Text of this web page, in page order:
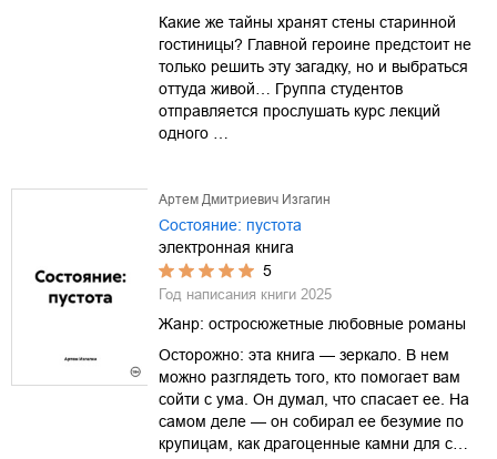
Какие же тайны хранят стены старинной
гостиницы? Главной героине предстоит не
только решить эту загадку, но и выбраться
оттуда живой… Группа студентов
отправляется прослушать курс лекций
одного …
Артем Дмитриевич Изгагин
Состояние: пустота
электронная книга
5
Год написания книги 2025
Жанр: остросюжетные любовные романы
Осторожно: эта книга — зеркало. В нем
можно разглядеть того, кто помогает вам
сойти с ума. Он думал, что спасает ее. На
самом деле — он собирал ее безумие по
крупицам, как драгоценные камни для с…